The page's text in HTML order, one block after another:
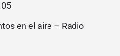
en el aire – Radio